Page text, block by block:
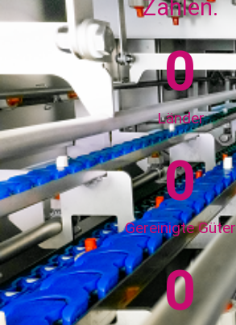
Zahlen.
Länder
0
Gereinigte Güter
0
0